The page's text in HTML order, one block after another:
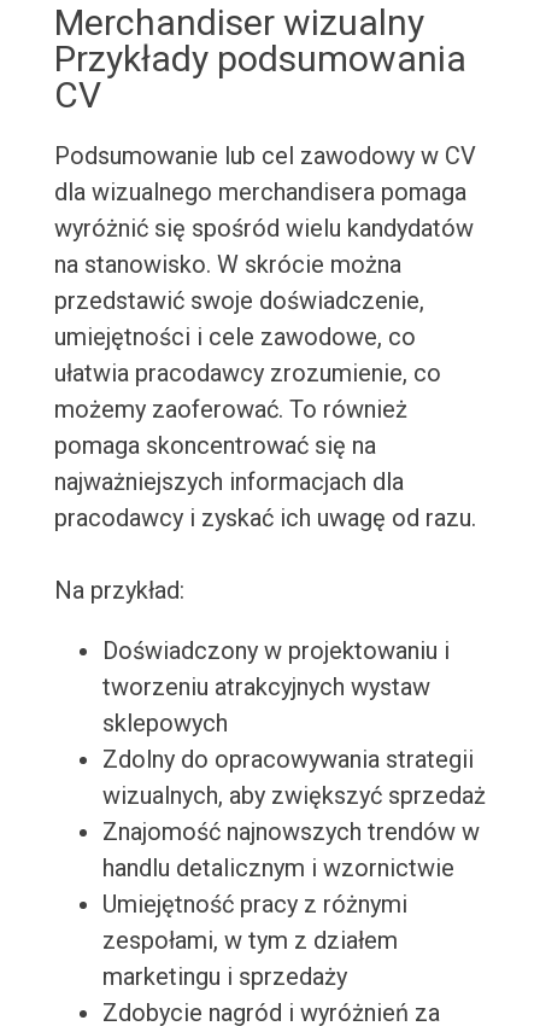
Merchandiser wizualny
Przykłady podsumowania
CV
Podsumowanie lub cel zawodowy w CV
dla wizualnego merchandisera pomaga
wyróżnić się spośród wielu kandydatów
na stanowisko. W skrócie można
przedstawić swoje doświadczenie,
umiejętności i cele zawodowe, co
ułatwia pracodawcy zrozumienie, co
możemy zaoferować. To również
pomaga skoncentrować się na
najważniejszych informacjach dla
pracodawcy i zyskać ich uwagę od razu.
Na przykład:
Doświadczony w projektowaniu i
tworzeniu atrakcyjnych wystaw
sklepowych
Zdolny do opracowywania strategii
wizualnych, aby zwiększyć sprzedaż
Znajomość najnowszych trendów w
handlu detalicznym i wzornictwie
Umiejętność pracy z różnymi
zespołami, w tym z działem
marketingu i sprzedaży
Zdobycie nagród i wyróżnień za